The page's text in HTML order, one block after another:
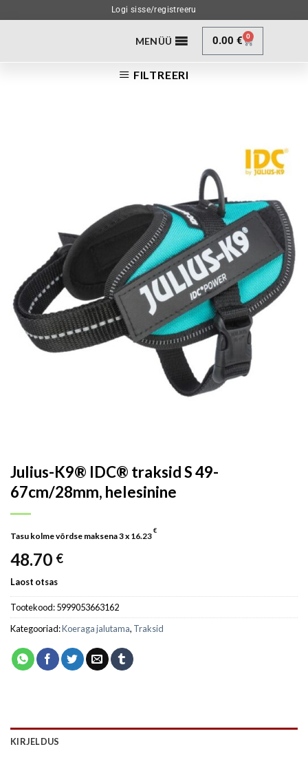
Logi sisse/registreeru
MENÜÜ 0.00€ 0
FILTREERI
Julius-K9® IDC® traksid S 49-
67cm/28mm, helesinine
Tasu kolme võrdse maksena 3 x 16.23
€
48.70 €
Laost otsas
Tootekood:5999053663162
Kategooriad:Koeraga jalutama, Traksid
KIRJELDUS